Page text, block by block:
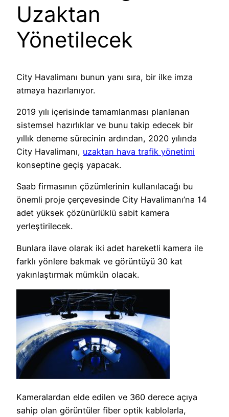
Uzaktan
Yönetilecek
City Havalimanı bunun yanı sıra, bir ilke imza
atmaya hazırlanıyor.
2019 yılı içerisinde tamamlanması planlanan
sistemsel hazırlıklar ve bunu takip edecek bir
yıllık deneme sürecinin ardından, 2020 yılında
City Havalimanı, uzaktan hava trafik yönetimi
konseptine geçiş yapacak.
Saab firmasının çözümlerinin kullanılacağı bu
önemli proje çerçevesinde City Havalimanı’na 14
adet yüksek çözünürlüklü sabit kamera
yerleştirilecek.
Bunlara ilave olarak iki adet hareketli kamera ile
farklı yönlere bakmak ve görüntüyü 30 kat
yakınlaştırmak mümkün olacak.
Kameralardan elde edilen ve 360 derece açıya
sahip olan görüntüler fiber optik kablolarla,